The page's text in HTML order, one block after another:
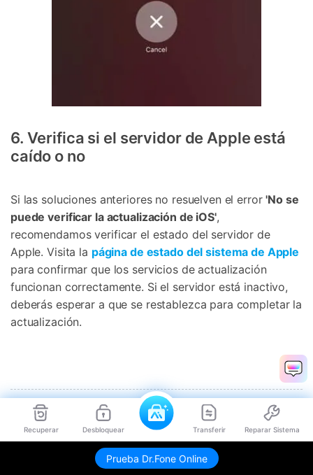
Recuperar Desbloquear Transferir Reparar Sistema
Prueba Dr.Fone Online
6. Verifica si el servidor de Apple está
caído o no
Si las soluciones anteriores no resuelven el error'No se
puede verificar la actualización de iOS',
recomendamos verificar el estado del servidor de
Apple. Visita la página de estado del sistema de Apple
para confirmar que los servicios de actualización
funcionan correctamente. Si el servidor está inactivo,
deberás esperar a que se restablezca para completar la
actualización.
Parte 4. 4 Mejores Prácticas para
Evitar "No se puede verificar la